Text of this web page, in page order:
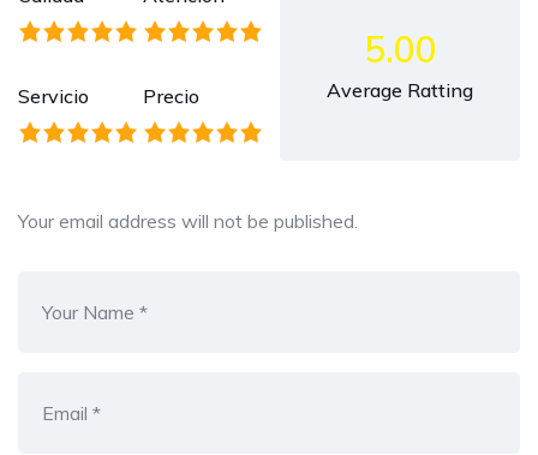
Servicio Precio
5.00
Average Ratting
Your email address will not be published.